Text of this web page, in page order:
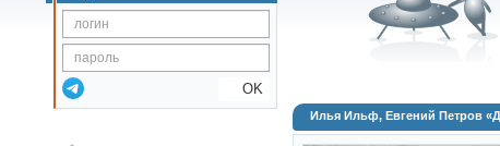
OK
Илья Ильф, Евгений Петров